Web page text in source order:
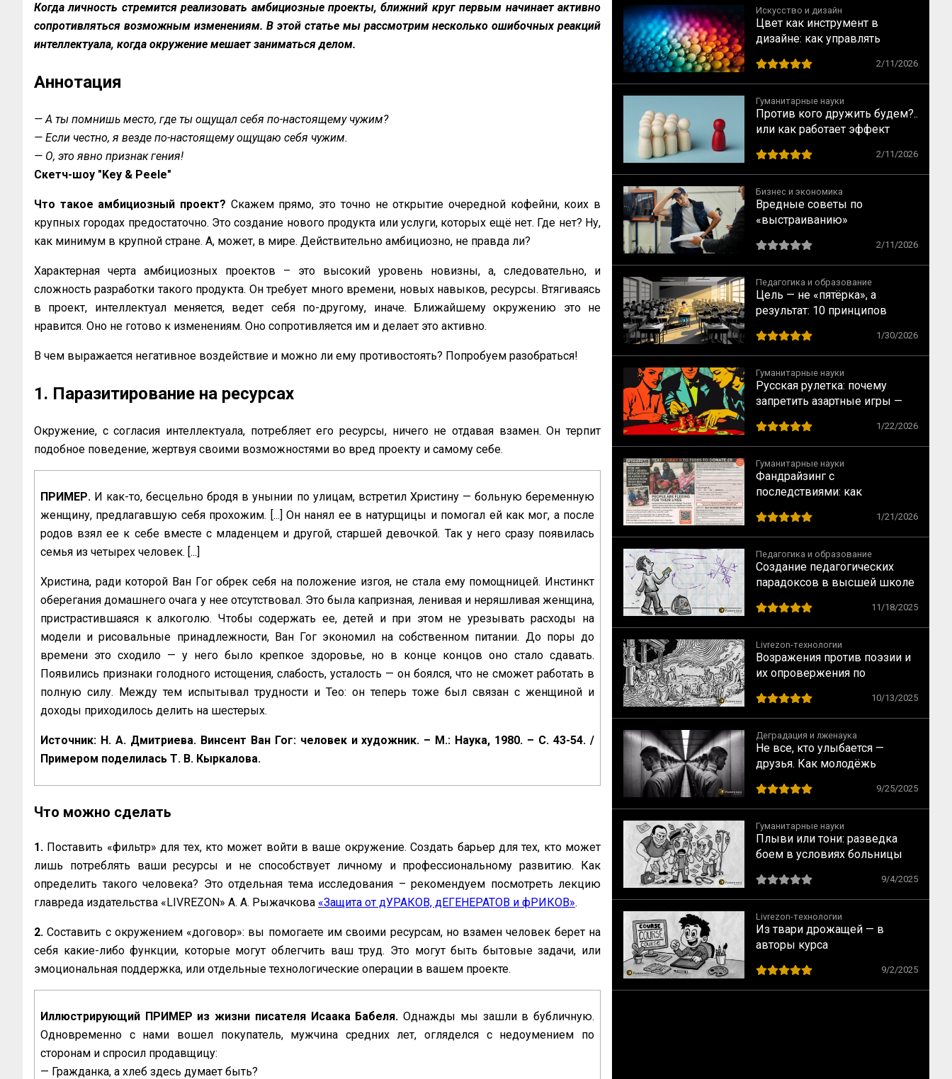
Когда личность стремится реализовать амбициозные проекты, ближний круг первым начинает активно
сопротивляться возможным изменениям. В этой статье мы рассмотрим несколько ошибочных реакций
интеллектуала, когда окружение мешает заниматься делом.
Аннотация
— А ты помнишь место, где ты ощущал себя по-настоящему чужим?
— Если честно, я везде по-настоящему ощущаю себя чужим.
— О, это явно признак гения!
Скетч-шоу "Key & Peele"
Что такое амбициозный проект? Скажем прямо, это точно не открытие очередной кофейни, коих в
крупных городах предостаточно. Это создание нового продукта или услуги, которых ещё нет. Где нет? Ну,
как минимум в крупной стране. А, может, в мире. Действительно амбициозно, не правда ли?
Характерная черта амбициозных проектов – это высокий уровень новизны, а, следовательно, и
сложность разработки такого продукта. Он требует много времени, новых навыков, ресурсы. Втягиваясь
в проект, интеллектуал меняется, ведет себя по-другому, иначе. Ближайшему окружению это не
нравится. Оно не готово к изменениям. Оно сопротивляется им и делает это активно.
В чем выражается негативное воздействие и можно ли ему противостоять? Попробуем разобраться!
1. Паразитирование на ресурсах
Окружение, с согласия интеллектуала, потребляет его ресурсы, ничего не отдавая взамен. Он терпит
подобное поведение, жертвуя своими возможностями во вред проекту и самому себе.
ПРИМЕР. И как-то, бесцельно бродя в унынии по улицам, встретил Христину — больную беременную
женщину, предлагавшую себя прохожим. [...] Он нанял ее в натурщицы и помогал ей как мог, а после
родов взял ее к себе вместе с младенцем и другой, старшей девочкой. Так у него сразу появилась
семья из четырех человек. [...]
Христина, ради которой Ван Гог обрек себя на положение изгоя, не стала ему помощницей. Инстинкт
оберегания домашнего очага у нее отсутствовал. Это была капризная, ленивая и неряшливая женщина,
пристрастившаяся к алкоголю. Чтобы содержать ее, детей и при этом не урезывать расходы на
модели и рисовальные принадлежности, Ван Гог экономил на собственном питании. До поры до
времени это сходило — у него было крепкое здоровье, но в конце концов оно стало сдавать.
Появились признаки голодного истощения, слабость, усталость — он боялся, что не сможет работать в
полную силу. Между тем испытывал трудности и Тео: он теперь тоже был связан с женщиной и
доходы приходилось делить на шестерых.
Источник: Н. А. Дмитриева. Винсент Ван Гог: человек и художник. – М.: Наука, 1980. – С. 43-54. /
Примером поделилась Т. В. Кыркалова.
Что можно сделать
1. Поставить «‎фильтр» для тех, кто может войти в ваше окружение. Создать барьер для тех, кто может
лишь потреблять ваши ресурсы и не способствует личному и профессиональному развитию. Как
определить такого человека? Это отдельная тема исследования – рекомендуем посмотреть лекцию
главреда издательства «‎LIVREZON» А. А. Рыжачкова «Защита от дУРАКОВ, дЕГЕНЕРАТОВ и фРИКОВ».
2. Составить с окружением «‎договор»: вы помогаете им своими ресурсам, но взамен человек берет на
себя какие-либо функции, которые могут облегчить ваш труд. Это могут быть бытовые задачи, или
эмоциональная поддержка, или отдельные технологические операции в вашем проекте.
Иллюстрирующий ПРИМЕР из жизни писателя Исаака Бабеля.Однажды мы зашли в бубличную.
Одновременно с нами вошел покупатель, мужчина средних лет, огляделся с недоумением по
сторонам и спросил продавщицу:
— Гражданка, а хлеб здесь думает быть?
Искусство и дизайн
Цвет как инструмент в
дизайне: как управлять
2/11/2026
Гуманитарные науки
Против кого дружить будем?..
или как работает эффект
2/11/2026
Бизнес и экономика
Вредные советы по
«выстраиванию»
века
2/11/2026
Педагогика и образование
Цель — не «пятёрка», а
результат: 10 принципов
обучении
1/30/2026
Гуманитарные науки
Русская рулетка: почему
запретить азартные игры —
понедельники
1/22/2026
Гуманитарные науки
Фандрайзинг с
последствиями: как
тех, кому помогает
1/21/2026
Педагогика и образование
Создание педагогических
парадоксов в высшей школе
11/18/2025
Livrezon-технологии
Возражения против поэзии и
их опровержения по
10/13/2025
Деградация и лженаука
Не все, кто улыбается —
друзья. Как молодёжь
сообщества
9/25/2025
Гуманитарные науки
Плыви или тони: разведка
боем в условиях больницы
9/4/2025
Livrezon-технологии
Из твари дрожащей — в
авторы курса
9/2/2025